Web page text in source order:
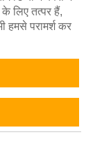
लिए तत्पर हैं,
हमसे परामर्श कर